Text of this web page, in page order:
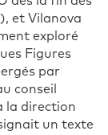
et Vilanova
exploré
Figures
par
conseil
la direction
un texte